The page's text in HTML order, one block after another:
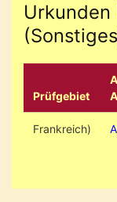
Urkunden
Prüfgebiet
Frankreich)